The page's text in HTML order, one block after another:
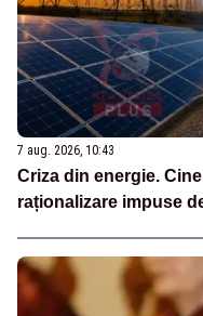
7 aug. 2026, 10:43
Criza din energie.
raționalizare impuse